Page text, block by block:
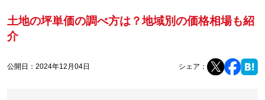
土地の坪単価の調べ方は？地域別の価格相場も紹
介
公開日： 2024年12月04日 シェア：